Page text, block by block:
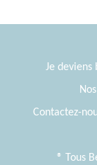
Je deviens
Contactez-
® Tous